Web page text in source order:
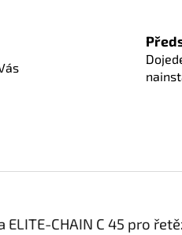
ELITE-CHAIN C 45 pro